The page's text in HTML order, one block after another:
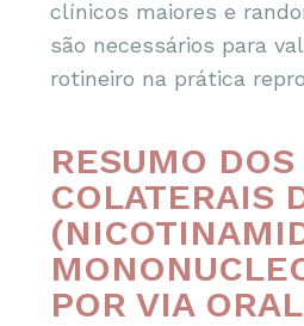
clínicos maiores e
são necessários para
rotineiro na prática
RESUMO
COLATERAIS
POR VIA